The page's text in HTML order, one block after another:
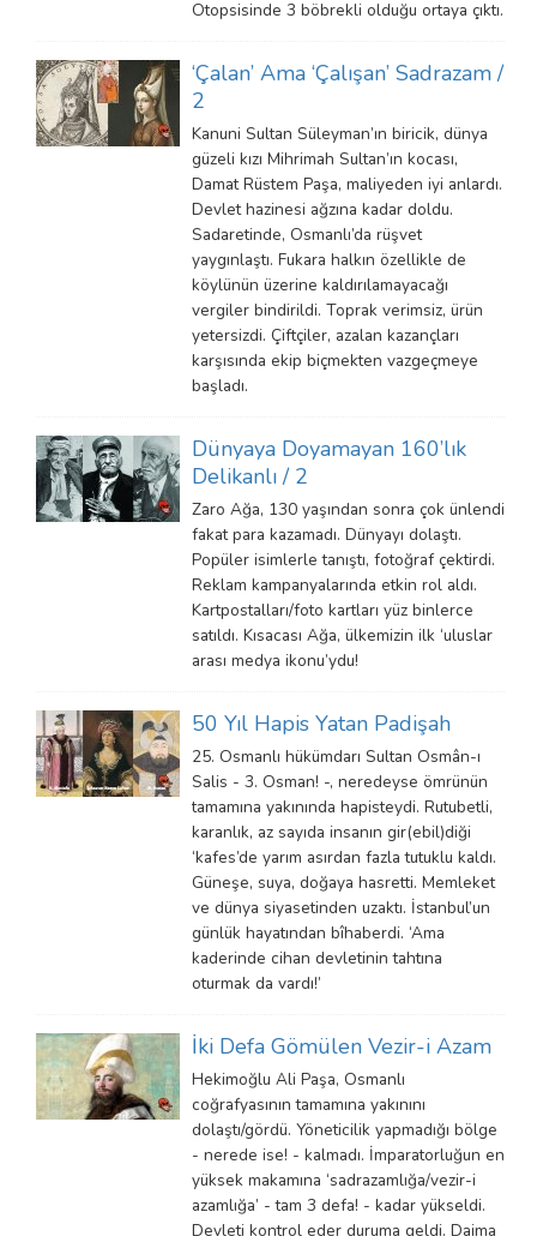
Otopsisinde 3 böbrekli olduğu ortaya çıktı.
‘Çalan’ Ama ‘Çalışan’ Sadrazam /
2
Kanuni Sultan Süleyman’ın biricik, dünya
güzeli kızı Mihrimah Sultan’ın kocası,
Damat Rüstem Paşa, maliyeden iyi anlardı.
Devlet hazinesi ağzına kadar doldu.
Sadaretinde, Osmanlı’da rüşvet
yaygınlaştı. Fukara halkın özellikle de
köylünün üzerine kaldırılamayacağı
vergiler bindirildi. Toprak verimsiz, ürün
yetersizdi. Çiftçiler, azalan kazançları
karşısında ekip biçmekten vazgeçmeye
başladı.
Dünyaya Doyamayan 160’lık
Delikanlı / 2
Zaro Ağa, 130 yaşından sonra çok ünlendi
fakat para kazamadı. Dünyayı dolaştı.
Popüler isimlerle tanıştı, fotoğraf çektirdi.
Reklam kampanyalarında etkin rol aldı.
Kartpostalları/foto kartları yüz binlerce
satıldı. Kısacası Ağa, ülkemizin ilk ‘uluslar
arası medya ikonu’ydu!
50 Yıl Hapis Yatan Padişah
25. Osmanlı hükümdarı Sultan Osmân-ı
Salis - 3. Osman! -, neredeyse ömrünün
tamamına yakınında hapisteydi. Rutubetli,
karanlık, az sayıda insanın gir(ebil)diği
‘kafes’de yarım asırdan fazla tutuklu kaldı.
Güneşe, suya, doğaya hasretti. Memleket
ve dünya siyasetinden uzaktı. İstanbul’un
günlük hayatından bîhaberdi. ‘Ama
kaderinde cihan devletinin tahtına
oturmak da vardı!’
İki Defa Gömülen Vezir-i Azam
Hekimoğlu Ali Paşa, Osmanlı
coğrafyasının tamamına yakınını
dolaştı/gördü. Yöneticilik yapmadığı bölge
- nerede ise! - kalmadı. İmparatorluğun en
yüksek makamına ‘sadrazamlığa/vezir-i
azamlığa’ - tam 3 defa! - kadar yükseldi.
Devleti kontrol eder duruma geldi. Daima